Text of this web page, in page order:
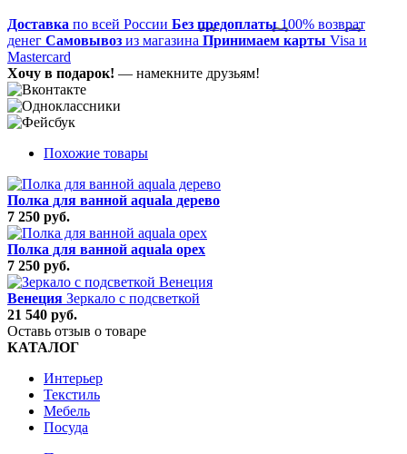
Доставка по всей России Без предоплаты100% возврат
денег Самовывоз из магазина Принимаем карты Visa и
Mastercard
Хочу в подарок! — намекните друзьям!
Похожие товары
Полка для ванной aquala дерево
7 250 руб.
Полка для ванной aquala орех
7 250 руб.
Венеция Зеркало с подсветкой
21 540 руб.
Оставь отзыв о товаре
КАТАЛОГ
Интерьер
Текстиль
Мебель
Посуда